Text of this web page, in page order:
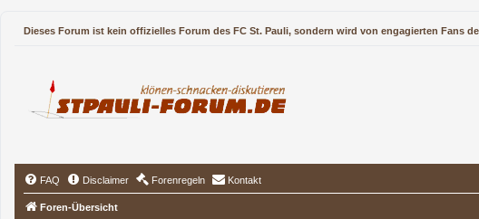
Dieses Forum ist kein offizielles Forum des FC St. Pauli, sondern wird von engagierten Fans
FAQ Disclaimer Forenregeln Kontakt
Foren-Übersicht